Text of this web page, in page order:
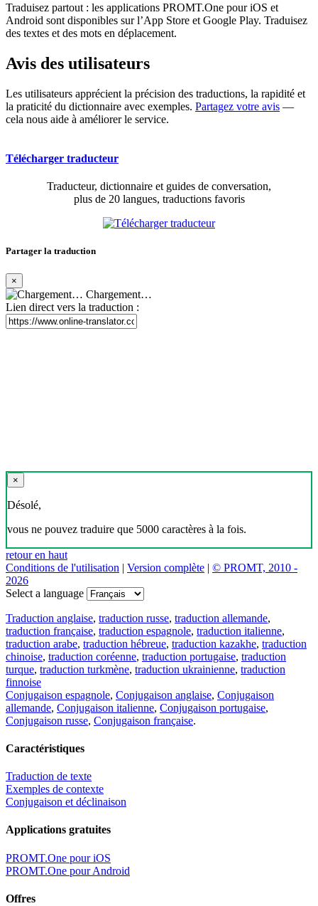
Traduisez partout : les applications PROMT.One pour iOS et
Android sont disponibles sur l’App Store et Google Play. Traduisez
des textes et des mots en déplacement.
Avis des utilisateurs
Les utilisateurs apprécient la précision des traductions, la rapidité et
la praticité du dictionnaire avec exemples. Partagez votre avis —
cela nous aide à améliorer le service.
Télécharger traducteur
Traducteur, dictionnaire et guides de conversation,
plus de 20 langues, traductions favoris
Partager la traduction
×
Chargement…
Lien direct vers la traduction :
×
Désolé,
vous ne pouvez traduire que 5000 caractères à la fois.
retour en haut
Conditions de l'utilisation | Version complète | © PROMT, 2010 -
2026
Select a language
Traduction anglaise, traduction russe, traduction allemande,
traduction française, traduction espagnole, traduction italienne,
traduction arabe, traduction hébreue, traduction kazakhe, traduction
chinoise, traduction coréenne, traduction portugaise, traduction
turque, traduction turkmène, traduction ukrainienne, traduction
finnoise
Conjugaison espagnole, Conjugaison anglaise, Conjugaison
allemande, Conjugaison italienne, Conjugaison portugaise,
Conjugaison russe, Conjugaison française.
Caractéristiques
Traduction de texte
Exemples de contexte
Conjugaison et déclinaison
Applications gratuites
PROMT.One pour iOS
PROMT.One pour Android
Offres